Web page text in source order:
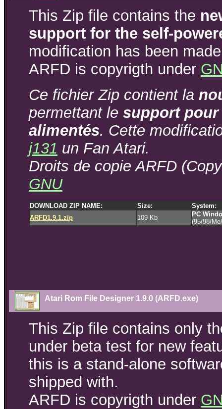
This Zip file contains the
support for the self-
modification has been
ARFD is copyrigth under
Ce fichier Zip contient la
permettant le support
alimentés. Cette
j131 un Fan Atari.
Droits de copie ARFD
GNU
DOWNLOAD ZIP NAME: Size:
System:
ARFD1.9.1.zip
109 Kb
PC
(95/98/
Atari Rom File Designer 1.9.0 (ARFD.exe)
This Zip file contains only
under beta test for new
this is a stand-alone
shipped with.
ARFD is copyrigth under